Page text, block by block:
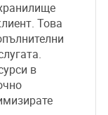
Това
в